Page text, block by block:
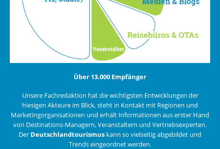
Über 13.000 Empfänger
Unsere Fachredaktion hat die wichtigsten Entwicklungen der
hiesigen Akteure im Blick, steht in Kontakt mit Regionen und
Marketingorganisationen und erhält Informationen aus erster Hand
von Destinations-Managern, Veranstaltern und Vertriebsexperten.
Der Deutschlandtourismus kann so vielseitig abgebildet und
Trends eingeordnet werden.